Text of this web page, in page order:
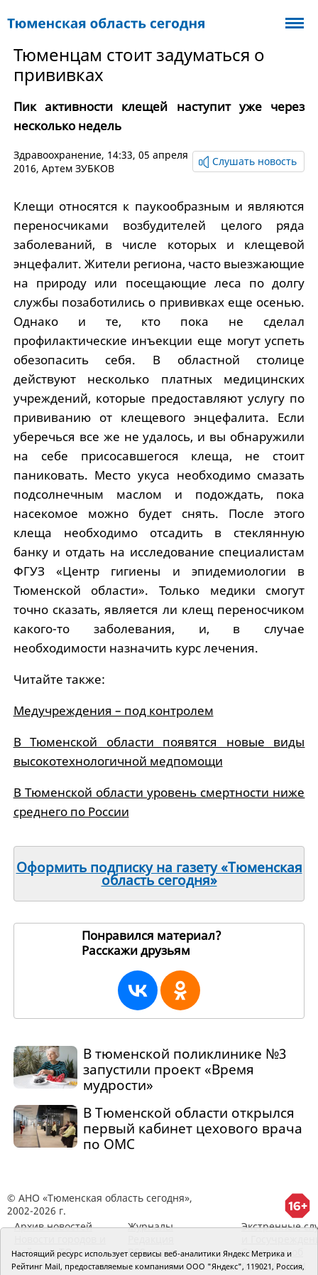
Тюменцам стоит задуматься о
прививках
Пик активности клещей наступит уже через
несколько недель
Здравоохранение, 14:33, 05 апреля
2016, Артем ЗУБКОВ
Слушать новость
Клещи относятся к паукообразным и являются
переносчиками возбудителей целого ряда
заболеваний, в числе которых и клещевой
энцефалит. Жители региона, часто выезжающие
на природу или посещающие леса по долгу
службы позаботились о прививках еще осенью.
Однако и те, кто пока не сделал
профилактические инъекции еще могут успеть
обезопасить себя. В областной столице
действуют несколько платных медицинских
учреждений, которые предоставляют услугу по
прививанию от клещевого энцефалита. Если
уберечься все же не удалось, и вы обнаружили
на себе присосавшегося клеща, не стоит
паниковать. Место укуса необходимо смазать
подсолнечным маслом и подождать, пока
насекомое можно будет снять. После этого
клеща необходимо отсадить в стеклянную
банку и отдать на исследование специалистам
ФГУЗ «Центр гигиены и эпидемиологии в
Тюменской области». Только медики смогут
точно сказать, является ли клещ переносчиком
какого-то заболевания, и, в случае
необходимости назначить курс лечения.
Читайте также:
Медучреждения – под контролем
В Тюменской области появятся новые виды
высокотехнологичной медпомощи
В Тюменской области уровень смертности ниже
среднего по России
Оформить подписку на газету «Тюменская
область сегодня»
Понравился материал?
Расскажи друзьям
В тюменской поликлинике №3
запустили проект «Время
мудрости»
В Тюменской области открылся
первый кабинет цехового врача
по ОМС
© АНО «Тюменская область сегодня»,
2002-2026 г.
Архив новостей
районов ТО
Журналы
RSS поток
Экстренные
Сведения об
организации
Настоящий ресурс использует сервисы веб-аналитики Яндекс Метрика и
Рейтинг Mail, предоставляемые компаниями ООО "Яндекс", 119021, Россия,